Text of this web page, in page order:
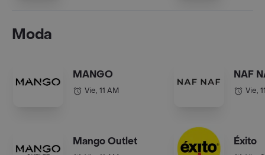
Moda
MANGO
Vie, 11 AM
Mango Outlet
NAF
Vie,
Éxito